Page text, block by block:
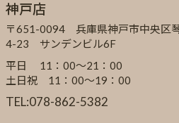
神戸店
〒651-0094 兵庫県神戸市中央区
4-23 サンデンビル6F
平日 11：00～21：00
土日祝 11：00～19：00
TEL:078-862-5382